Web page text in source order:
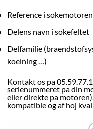
Reference i
Delens navn i sokefeltet
Delfamilie
koelning …)
Kontakt os pa
serienummeret pa din
eller direkte pa
kompatible og af hoj